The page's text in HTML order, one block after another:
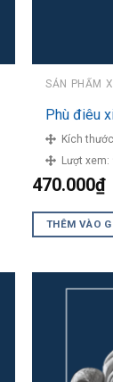
SẢN PHẨM
Phù điêu
Kích
Lượt xem:
470.000₫
THÊM VÀO